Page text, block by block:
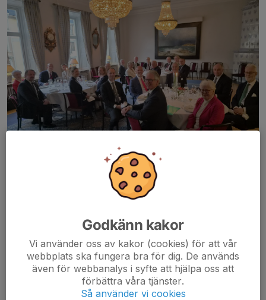
Styrelsen vill önska alla medlemmar en riktigt god och
Föreningen har idag omkring 300 medlemmar, vilket vi är mycket
glada över. Under året har vi aktivt arbetat med att förbättra och
uppdatera vårt...
Läs mer
Godkänn kakor
Vi använder oss av kakor (cookies) för att vår
webbplats ska fungera bra för dig. De används
även för webbanalys i syfte att hjälpa oss att
förbättra våra tjänster.
Så använder vi cookies